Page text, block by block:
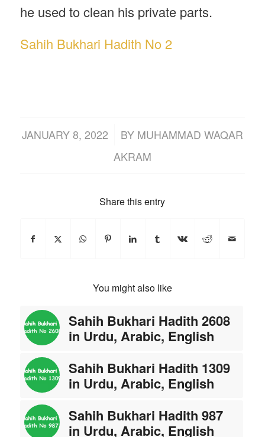
he used to clean his private parts.
Sahih Bukhari Hadith No 2
JANUARY 8, 2022
/ BY MUHAMMAD WAQAR
AKRAM
Share this entry
You might also like
Sahih Bukhari Hadith 2608
in Urdu, Arabic, English
Sahih Bukhari Hadith 1309
in Urdu, Arabic, English
Sahih Bukhari Hadith 987
in Urdu, Arabic, English